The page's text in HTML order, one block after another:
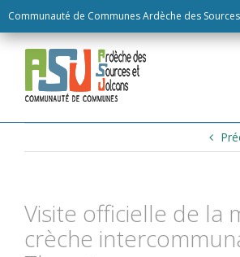
Communauté de Communes Ardèche des
to
content
Visite officielle de la
crèche